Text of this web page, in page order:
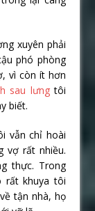
xuyên phải
phó phòng
vì còn ít hơn
sau lưngtôi
biết.
vẫn chỉ hoài
vợ rất nhiều.
thực. Trong
rất khuya tôi
tận nhà, họ